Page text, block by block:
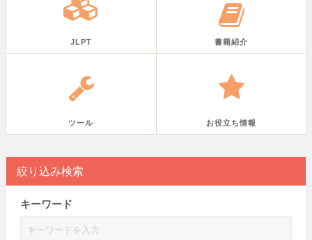
JLPT 書籍紹介
ツール お役立ち情報
絞り込み検索
キーワード